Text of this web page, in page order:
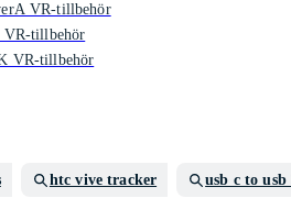
VR-tillbehör
VR-tillbehör
VR-tillbehör
htc vive tracker usb c to usb